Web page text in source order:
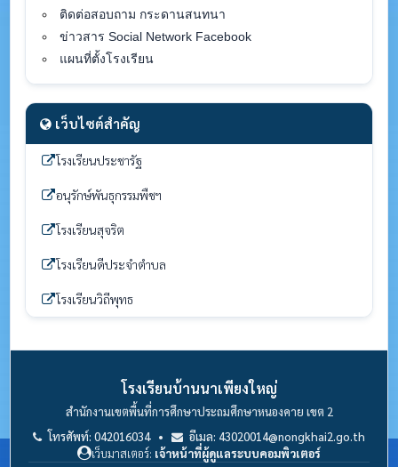
ติดต่อสอบถาม กระดานสนทนา
ข่าวสาร Social Network Facebook
แผนที่ตั้งโรงเรียน
เว็บไซต์สำคัญ
โรงเรียนประชารัฐ
อนุรักษ์พันธุกรรมพืชฯ
โรงเรียนสุจริต
โรงเรียนดีประจำตำบล
โรงเรียนวิถีพุทธ
โรงเรียนบ้านนาเพียงใหญ่
สำนักงานเขตพื้นที่การศึกษาประถมศึกษาหนองคาย เขต 2
โทรศัพท์: 042016034 •
อีเมล: 43020014@nongkhai2.go.th
เว็บมาสเตอร์: เจ้าหน้าที่ผู้ดูแลระบบคอมพิวเตอร์